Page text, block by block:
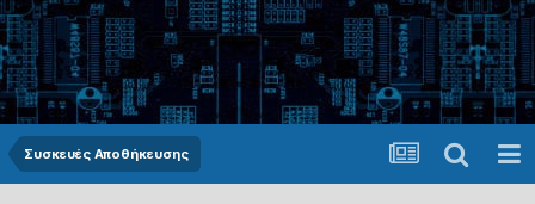
Συσκευές Αποθήκευσης